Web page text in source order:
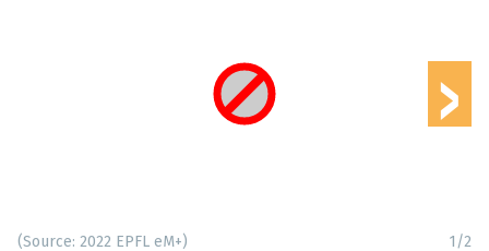
›
1 /2
(Source: 2022 EPFL eM+)